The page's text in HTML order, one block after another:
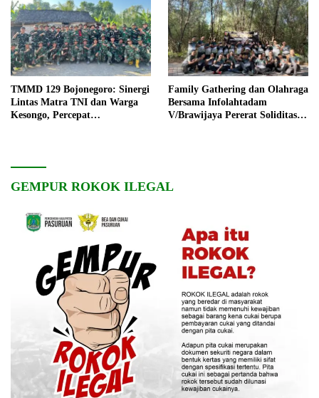
TMMD 129 Bojonegoro: Sinergi
Lintas Matra TNI dan Warga
Kesongo, Percepat
Family Gathering dan Olahraga
Bersama Infolahtadam
V/Brawijaya Pererat Soliditas
GEMPUR ROKOK ILEGAL